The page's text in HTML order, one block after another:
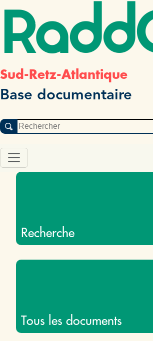
Sud-Retz-Atlantique
Base documentaire
Recherche
Tous les documents